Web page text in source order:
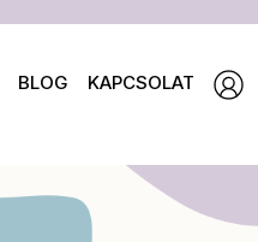
BLOG KAPCSOLAT